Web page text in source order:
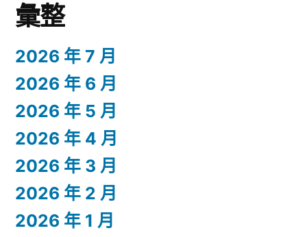
彙整
2026 年 7 月
2026 年 6 月
2026 年 5 月
2026 年 4 月
2026 年 3 月
2026 年 2 月
2026 年 1 月